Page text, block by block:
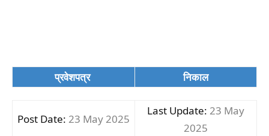
प्रवेशपत्र निकाल
Post Date: 23 May 2025
Last Update: 23 May
2025